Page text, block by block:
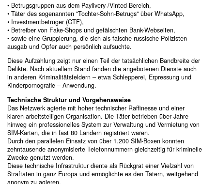
• Betrugsgruppen aus dem Paylivery-/Vinted-Bereich,
• Täter des sogenannten "Tochter-Sohn-Betrugs" über WhatsApp,
• Investmentbetrüger (CTF),
• Betreiber von Fake-Shops und gefälschten Bank-Webseiten,
• sowie eine Gruppierung, die sich als falsche russische Polizisten
ausgab und Opfer auch persönlich aufsuchte.
Diese Aufzählung zeigt nur einen Teil der tatsächlichen Bandbreite der
Delikte. Nach aktuellem Stand fanden die angebotenen Dienste auch
in anderen Kriminalitätsfeldern – etwa Schlepperei, Erpressung und
Kinderpornografie – Anwendung.
Technische Struktur und Vorgehensweise
Das Netzwerk agierte mit hoher technischer Raffinesse und einer
klaren arbeitsteiligen Organisation. Die Täter betrieben über Jahre
hinweg ein professionelles System zur Verwaltung und Vermietung von
SIM-Karten, die in fast 80 Ländern registriert waren.
Durch den parallelen Einsatz von über 1.200 SIM-Boxen konnten
zehntausende anonymisierte Telefonnummern gleichzeitig für kriminelle
Zwecke genutzt werden.
Diese technische Infrastruktur diente als Rückgrat einer Vielzahl von
Straftaten in ganz Europa und ermöglichte es den Tätern, weitgehend
anonym zu agieren.